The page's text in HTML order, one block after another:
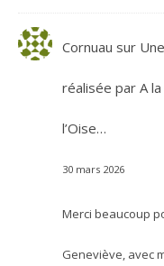
Cornuau sur
réalisée par A
l’Oise…
30 mars 2026
Merci beaucoup
Geneviève, avec